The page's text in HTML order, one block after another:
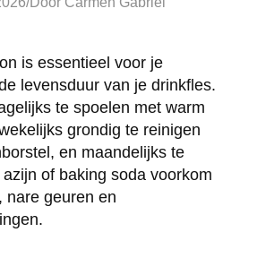
is essentieel voor je
levensduur van je drinkfles.
te spoelen met warm
grondig te reinigen
en maandelijks te
of baking soda voorkom
nare geuren en